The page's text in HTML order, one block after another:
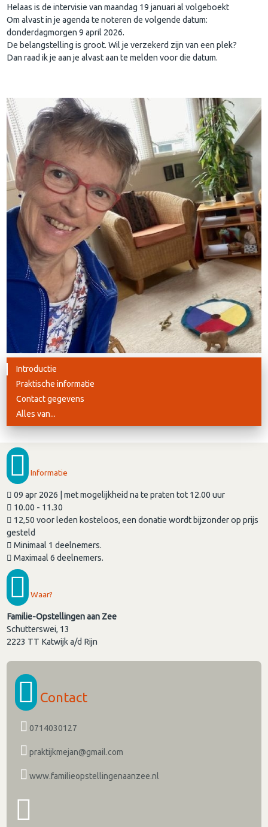
Helaas is de intervisie van maandag 19 januari al volgeboekt
Om alvast in je agenda te noteren de volgende datum:
donderdagmorgen 9 april 2026.
De belangstelling is groot. Wil je verzekerd zijn van een plek?
Dan raad ik je aan je alvast aan te melden voor die datum.
Introductie
Praktische informatie
Contact gegevens
Alles van...
Informatie
09 apr 2026 | met mogelijkheid na te praten tot 12.00 uur
10.00 - 11.30
12,50 voor leden kosteloos, een donatie wordt bijzonder op prijs
gesteld
Minimaal 1 deelnemers.
Maximaal 6 deelnemers.
Waar?
Familie-Opstellingen aan Zee
Schutterswei, 13
2223 TT Katwijk a/d Rijn
Contact
0714030127
praktijkmejan@gmail.com
www.familieopstellingenaanzee.nl